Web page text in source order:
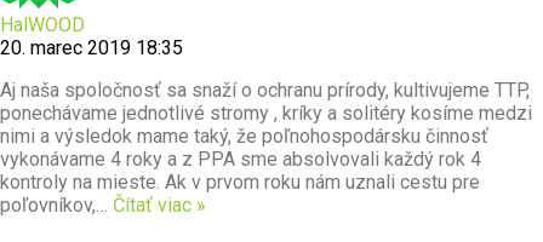
HalWOOD
20. marec 2019 18:35
Aj naša spoločnosť sa snaží o ochranu prírody, kultivujeme TTP,
ponechávame jednotlivé stromy , kríky a solitéry kosíme medzi
nimi a výsledok mame taký, že poľnohospodársku činnosť
vykonávame 4 roky a z PPA sme absolvovali každý rok 4
kontroly na mieste. Ak v prvom roku nám uznali cestu pre
poľovníkov,
Čítať viac »